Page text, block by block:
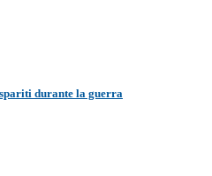
durante la guerra